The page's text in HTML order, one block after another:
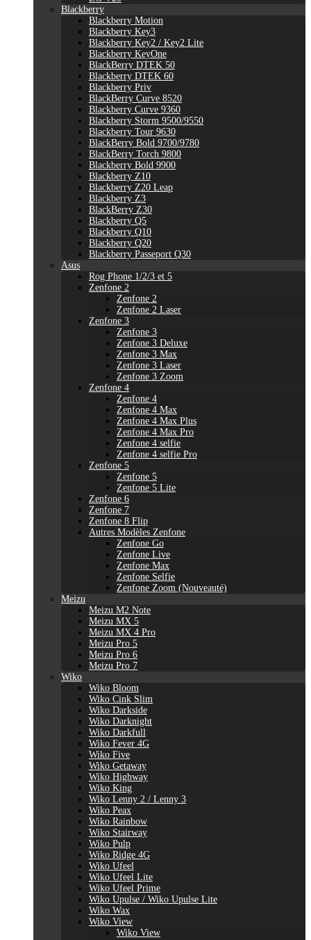
Blackberry
Blackberry Motion
Blackberry Key3
Blackberry Key2 / Key2 Lite
Blackberry KeyOne
BlackBerry DTEK 50
Blackberry DTEK 60
Blackberry Priv
BlackBerry Curve 8520
Blackberry Curve 9360
Blackberry Storm 9500/9550
Blackberry Tour 9630
BlackBerry Bold 9700/9780
BlackBerry Torch 9800
Blackberry Bold 9900
Blackberry Z10
Blackberry Z20 Leap
Blackberry Z3
BlackBerry Z30
Blackberry Q5
Blackberry Q10
Blackberry Q20
Blackberry Passeport Q30
Asus
Rog Phone 1/2/3 et 5
Zenfone 2
Zenfone 2
Zenfone 2 Laser
Zenfone 3
Zenfone 3
Zenfone 3 Deluxe
Zenfone 3 Max
Zenfone 3 Laser
Zenfone 3 Zoom
Zenfone 4
Zenfone 4
Zenfone 4 Max
Zenfone 4 Max Plus
Zenfone 4 Max Pro
Zenfone 4 selfie
Zenfone 4 selfie Pro
Zenfone 5
Zenfone 5
Zenfone 5 Lite
Zenfone 6
Zenfone 7
Zenfone 8 Flip
Autres Modèles Zenfone
Zenfone Go
Zenfone Live
Zenfone Max
Zenfone Selfie
Zenfone Zoom (Nouveauté)
Meizu
Meizu M2 Note
Meizu MX 5
Meizu MX 4 Pro
Meizu Pro 5
Meizu Pro 6
Meizu Pro 7
Wiko
Wiko Bloom
Wiko Cink Slim
Wiko Darkside
Wiko Darknight
Wiko Darkfull
Wiko Fever 4G
Wiko Five
Wiko Getaway
Wiko Highway
Wiko King
Wiko Lenny 2 / Lenny 3
Wiko Peax
Wiko Rainbow
Wiko Stairway
Wiko Pulp
Wiko Ridge 4G
Wiko Ufeel
Wiko Ufeel Lite
Wiko Ufeel Prime
Wiko Upulse / Wiko Upulse Lite
Wiko Wax
Wiko View
Wiko View